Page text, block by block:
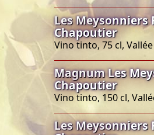
Les Meysonniers
Chapoutier
Vino tinto, 75 cl,
Magnum Les
Chapoutier
Vino tinto, 150 cl,
Les Meysonniers